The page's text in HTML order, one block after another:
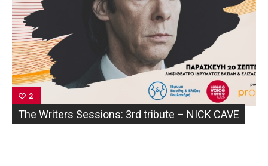
2
The Writers Sessions: 3rd tribute – NICK CAVE